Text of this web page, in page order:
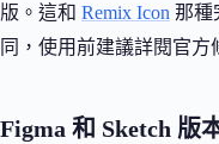
版。這和 Remix Icon 那種
同，使用前建議詳閱官方
Figma 和 Sketch 版